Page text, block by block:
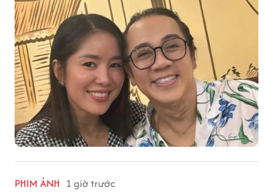
PHIM ẢNH 1 giờ trước